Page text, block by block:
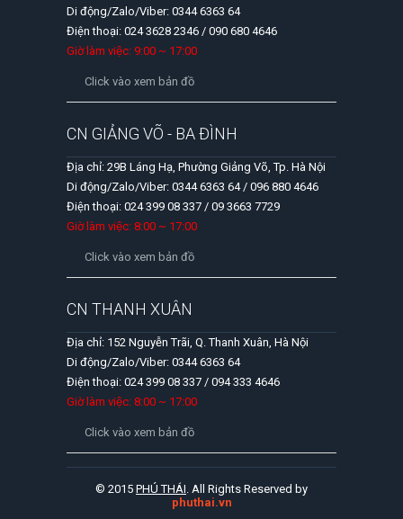
Di động/Zalo/Viber: 0344 6363 64
Điện thoại: 024 3628 2346 / 090 680 4646
Giờ làm việc: 9:00 ~ 17:00
Click vào xem bản đồ
CN GIẢNG VÕ - BA ĐÌNH
Địa chỉ: 29B Láng Hạ, Phường Giảng Võ, Tp. Hà Nội
Di động/Zalo/Viber: 0344 6363 64 / 096 880 4646
Điện thoại: 024 399 08 337 / 09 3663 7729
Giờ làm việc: 8:00 ~ 17:00
Click vào xem bản đồ
CN THANH XUÂN
Địa chỉ: 152 Nguyễn Trãi, Q. Thanh Xuân, Hà Nội
Di động/Zalo/Viber: 0344 6363 64
Điện thoại: 024 399 08 337 / 094 333 4646
Giờ làm việc: 8:00 ~ 17:00
Click vào xem bản đồ
© 2015 PHÚ THÁI. All Rights Reserved by
phuthai.vn